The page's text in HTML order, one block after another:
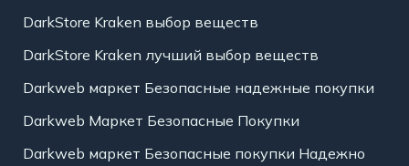
DarkStore Kraken выбор веществ
DarkStore Kraken лучший выбор веществ
Darkweb маркет Безопасные надежные покупки
Darkweb Маркет Безопасные Покупки
Darkweb маркет Безопасные покупки Надежно